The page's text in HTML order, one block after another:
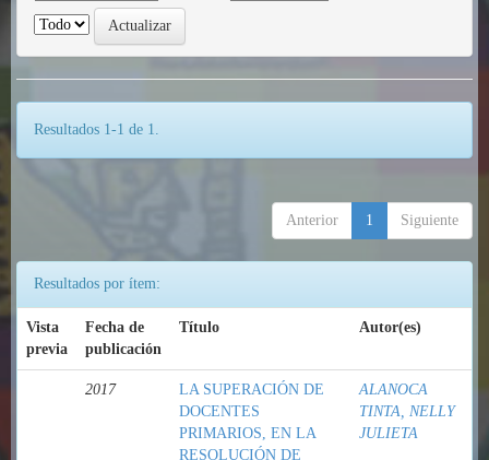
Resultados 1-1 de 1.
Anterior 1 Siguiente
Resultados por ítem:
Vista
previa
Fecha de
publicación
Título Autor(es)
2017
LA SUPERACIÓN DE
DOCENTES
PRIMARIOS, EN LA
RESOLUCIÓN DE
ALANOCA
TINTA, NELLY
JULIETA